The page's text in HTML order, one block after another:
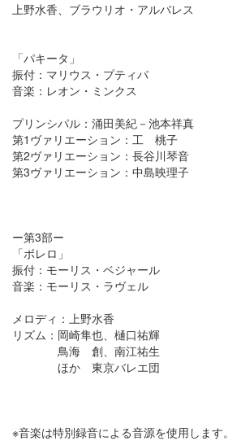
上野水香、ブラウリオ・アルバレス
「パキータ」
振付：マリウス・プティパ
音楽：レオン・ミンクス
プリンシパル：涌田美紀－池本祥真
第1ヴァリエーション：工 桃子
第2ヴァリエーション：長谷川琴音
第3ヴァリエーション：中島映理子
ー第3部ー
「ボレロ」
振付：モーリス・ベジャール
音楽：モーリス・ラヴェル
メロディ：上野水香
リズム：岡崎隼也、樋口祐輝
鳥海 創、南江祐生
ほか 東京バレエ団
※音楽は特別録音による音源を使用します。